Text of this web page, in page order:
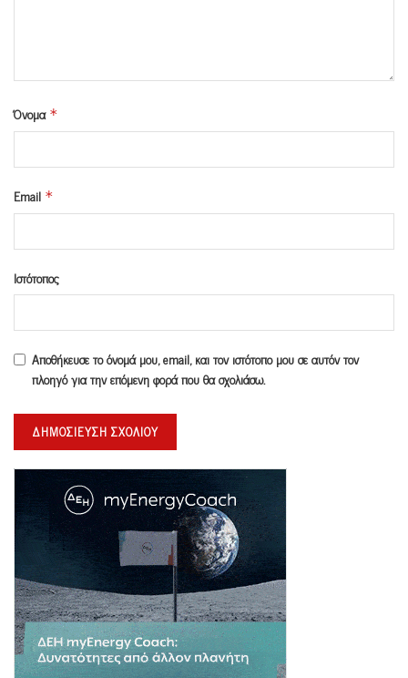
Όνομα *
Email *
Ιστότοπος
Αποθήκευσε το όνομά μου, email, και τον ιστότοπο μου σε αυτόν τον
πλοηγό για την επόμενη φορά που θα σχολιάσω.